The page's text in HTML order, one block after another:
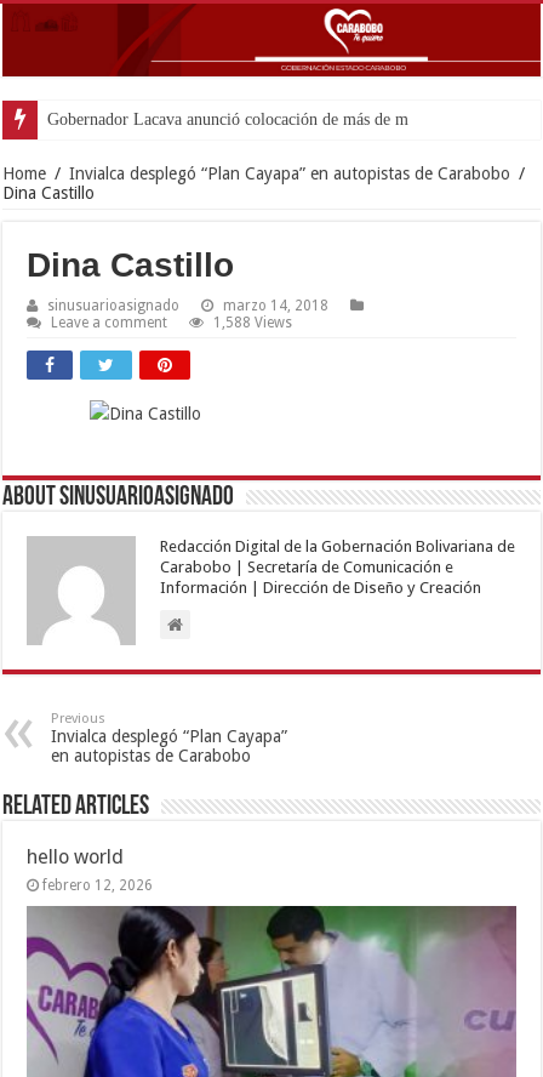
Gobernador Lacava anunció colocación de más de mil 500 tonelad
Home / Invialca desplegó “Plan Cayapa” en autopistas de Carabobo /
Dina Castillo
Dina Castillo
sinusuarioasignado
marzo 14, 2018
Leave a comment
1,588 Views
About sinusuarioasignado
Redacción Digital de la Gobernación Bolivariana de
Carabobo | Secretaría de Comunicación e
Información | Dirección de Diseño y Creación
Previous
Invialca desplegó “Plan Cayapa”
en autopistas de Carabobo
Related Articles
hello world
febrero 12, 2026